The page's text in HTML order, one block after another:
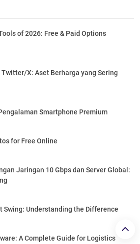
of 2026: Free & Paid Options
X: Aset Berharga yang Sering
Smartphone Premium
for Free Online
Jaringan 10 Gbps dan Server Global:
Swing: Understanding the Difference
A Complete Guide for Logistics